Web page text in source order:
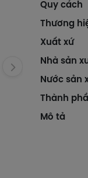
Quy cách
Thương
Xuất xứ
Nhà sản
Nước sản
Thành
Mô tả